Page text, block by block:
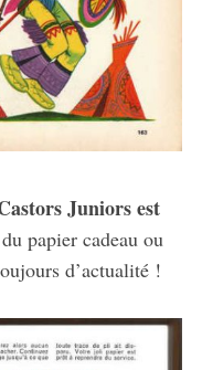
Juniors est
papier cadeau ou
d’actualité !